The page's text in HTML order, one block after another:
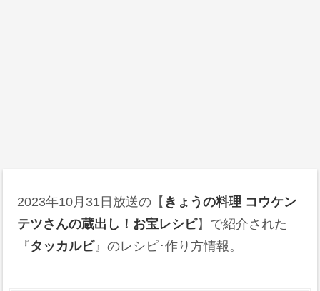
2023年10月31日 放送の【 きょうの料理 コウケン
テツさんの蔵出し！お宝レシピ】で紹介された
『 タッカルビ』のレシピ･作り方情報。